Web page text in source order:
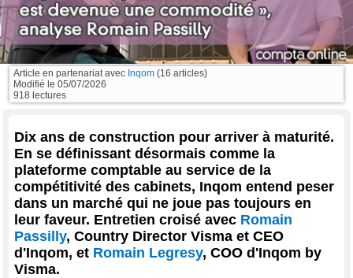
Article en partenariat avec Inqom (16 articles)
Modifié le 05/07/2026
918 lectures
Dix ans de construction pour arriver à maturité.
En se définissant désormais comme la
plateforme comptable au service de la
compétitivité des cabinets, Inqom entend peser
dans un marché qui ne joue pas toujours en
leur faveur. Entretien croisé avec Romain
Passilly, Country Director Visma et CEO
d'Inqom, et Romain Legresy, COO d'Inqom by
Visma.